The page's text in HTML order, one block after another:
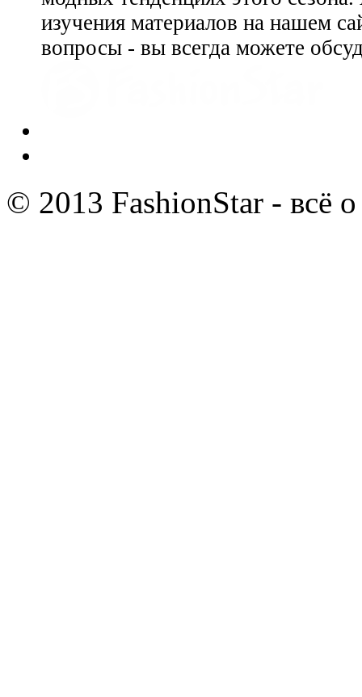
изучения материалов на нашем
вопросы - вы всегда можете
© 2013 FashionStar - всё